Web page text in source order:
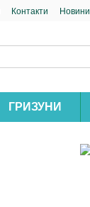
Контакти Новини
ГРИЗУНИ